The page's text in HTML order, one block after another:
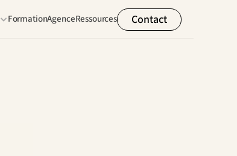
FormationAgenceRessources Contact